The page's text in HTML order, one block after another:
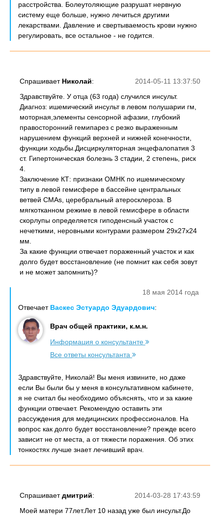
расстройства. Болеутоляющие разрушат нервную
систему еще больше, нужно лечиться другими
лекарствами. Давление и свертываемость крови нужно
регулировать, все остальное - не годится.
2014-05-11 13:37:50
Спрашивает Николай:
Здравствуйте. У отца (63 года) случился инсульт.
Диагноз: ишемический инсульт в левом полушарии гм,
моторная,элементы сенсорной афазии, глубокий
правосторонний гемипарез с резко выраженным
нарушением функций верхней и нижней конечности,
функции ходьбы.Дисциркуляторная энцефалопатия 3
ст. Гипертоническая болезнь 3 стадии, 2 степень, риск
4.
Заключение КТ: признаки ОМНК по ишемическому
типу в левой гемисфере в бассейне центральных
ветвей СМАs, церебральный атеросклероза. В
мягкотканном режиме в левой гемисфере в области
скорлупы определяется гиподенсный участок с
нечеткими, неровными контурами размером 29х27х24
мм.
За какие функции отвечает пораженный участок и как
долго будет восстановление (не помнит как себя зовут
и не может запомнить)?
18 мая 2014 года
Отвечает Васкес Эстуардо Эдуардович:
Врач общей практики, к.м.н.
Информация о консультанте
Все ответы консультанта
Здравствуйте, Николай! Вы меня извините, но даже
если Вы были бы у меня в консультативном кабинете,
я не считал бы необходимо объяснять, что и за какие
функции отвечает. Рекомендую оставить эти
рассуждения для медицинских профессионалов. На
вопрос как долго будет восстановление? прежде всего
зависит не от места, а от тяжести поражения. Об этих
тонкостях лучше знает лечивший врач.
2014-03-28 17:43:59
Спрашиваетдмитрий:
Моей матери 77лет.Лет 10 назад уже был инсульт.До